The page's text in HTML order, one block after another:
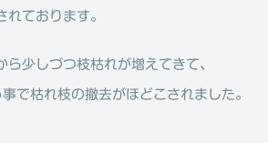
ております。
少しづつ枝枯れが増えてきて、
で枯れ枝の撤去がほどこされました。